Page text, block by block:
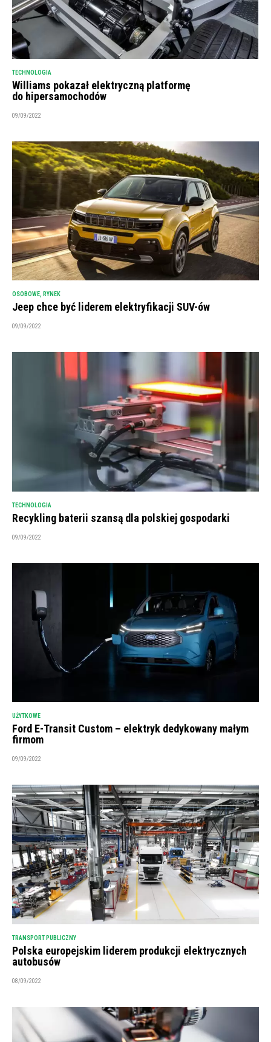
TECHNOLOGIA
Williams pokazał elektryczną platformę
do hipersamochodów
09/09/2022
OSOBOWE RYNEK
Jeep chce być liderem elektryfikacji SUV-ów
09/09/2022
TECHNOLOGIA
Recykling baterii szansą dla polskiej gospodarki
09/09/2022
UŻYTKOWE
Ford E-Transit Custom – elektryk dedykowany małym
firmom
09/09/2022
TRANSPORT PUBLICZNY
Polska europejskim liderem produkcji elektrycznych
autobusów
08/09/2022